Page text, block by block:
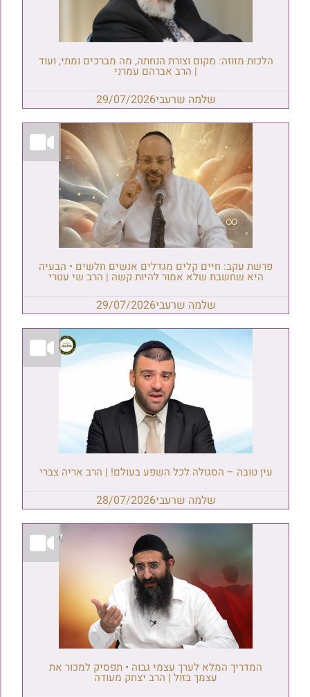
הלכות מזוזה: מקום וצורת הנחתה, מה מברכים ומתי, ועוד
| הרב אברהם עמרני
שלמה שרעבי29/07/2026
פרשת עקב: חיים קלים מגדלים אנשים חלשים • הבעיה
היא שחשבת שלא אמור להיות קשה | הרב שי עטרי
שלמה שרעבי29/07/2026
עין טובה – הסגולה לכל השפע בעולם! | הרב אריה צברי
שלמה שרעבי28/07/2026
המדריך המלא לערך עצמי גבוה • תפסיק למכור את
עצמך בזול | הרב יצחק מעודה